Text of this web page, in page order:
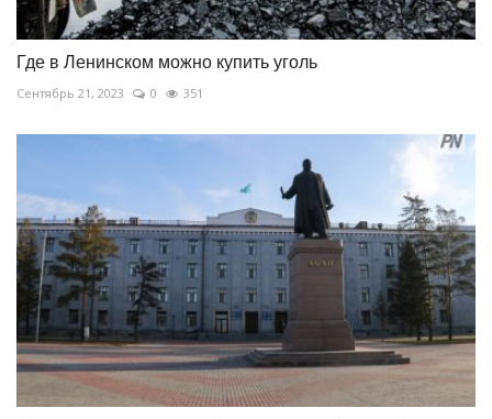
Где в Ленинском можно купить уголь
Сентябрь 21, 2023 0 351